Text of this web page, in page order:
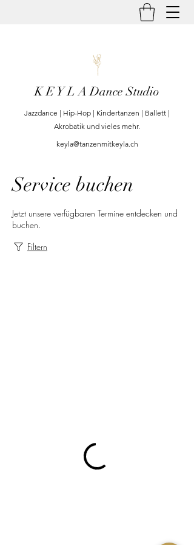
K E Y L A Dance Studio
Jazzdance | Hip-Hop | Kindertanzen | Ballett |
Akrobatik und vieles mehr.
keyla@tanzenmitkeyla.ch
Service buchen
Jetzt unsere verfügbaren Termine entdecken und
buchen.
Filtern